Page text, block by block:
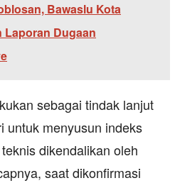
Bawaslu Kota
Laporan Dugaan
sebagai tindak lanjut
untuk menyusun indeks
dikendalikan oleh
saat dikonfirmasi